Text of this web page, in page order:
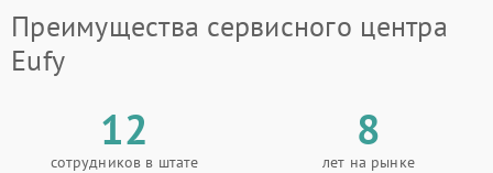
Преимущества сервисного центра
Eufy
12
сотрудников в штате
8
лет на рынке